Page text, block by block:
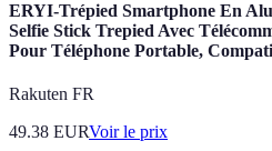
ERYI-Trépied Smartphone En
Selfie Stick Trepied Avec
Pour Téléphone Portable,
Rakuten FR
49.38 EURVoir le prix